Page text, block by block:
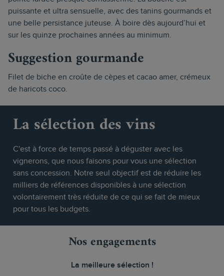
puissante et ultra sensuelle, avec des tanins gourmands et
une belle persistance juteuse. À boire dès aujourd’hui et
sur les quinze prochaines années au minimum.
Suggestion gourmande
Filet de biche en croûte de cèpes et cacao amer, crémeux
de haricots coco.
La sélection des vins
C'est à force de temps passé à déguster avec les
vignerons, que nous faisons pour vous une sélection
sans concession. Notre seul objectif est de réduire les
milliers de références disponibles à une sélection
volontairement très réduite de ce qui se fait de mieux
pour tous les budgets.
Nos engagements
La meilleure sélection !